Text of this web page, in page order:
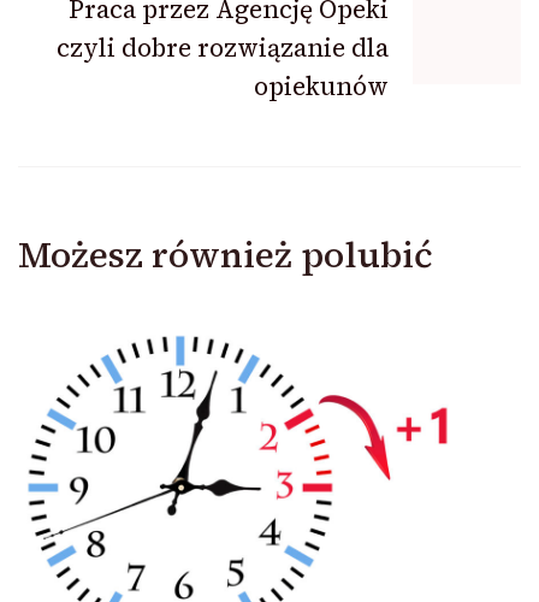
Praca przez Agencję Opeki
czyli dobre rozwiązanie dla
opiekunów
Możesz również polubić